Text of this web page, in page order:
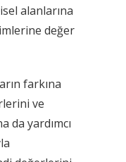
alanlarına
değer
farkına
ve
da yardımcı